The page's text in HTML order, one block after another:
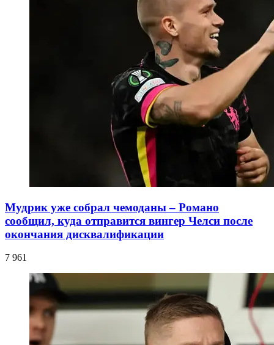
Мудрик уже собрал чемоданы – Романо
сообщил, куда отправится вингер Челси после
окончания дисквалификации
7 961